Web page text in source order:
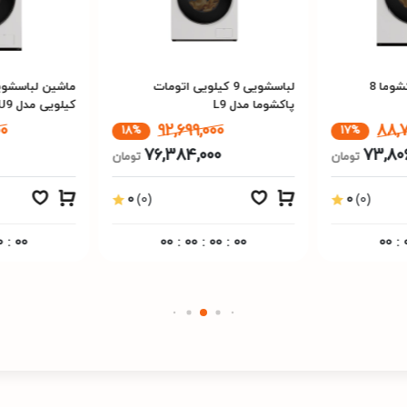
ماشین لباسشویی پاکشوما 8
17%
تومان
0(0)
00 :
لباسشویی 9 کیلویی اتومات
پاکشوما مدل L9
92,699,000
18%
76,384,000 تومان
0(0)
00 : 00 : 00 : 00
کیلویی مدل U9
: 00